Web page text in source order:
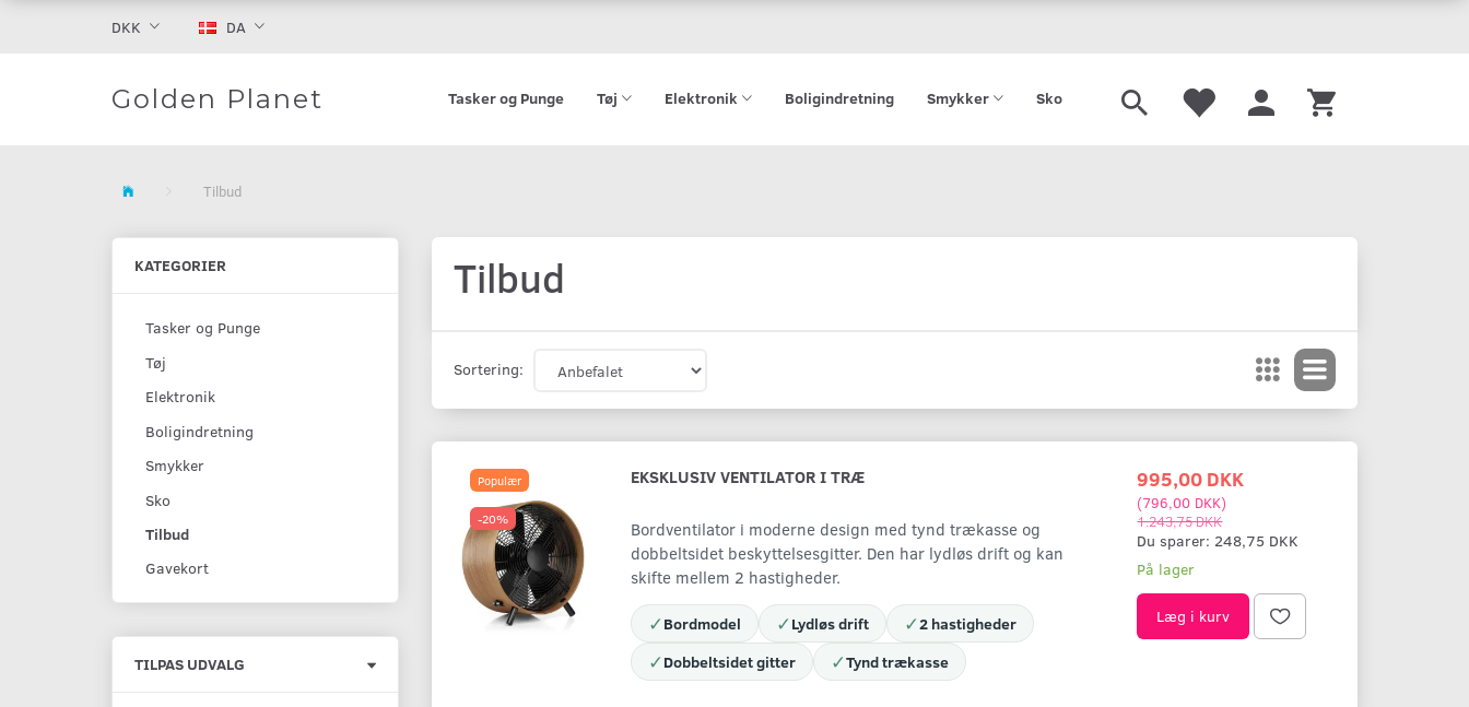
DKK DA
Golden Planet Tasker og Punge Tøj Elektronik Boligindretning Smykker Sko Tilbud
Gavekort
Tilbud
KATEGORIER
Tasker og Punge
Tøj
Elektronik
Boligindretning
Smykker
Sko
Tilbud
Gavekort
TILPAS UDVALG
Tilbud
Sortering:
Populær
-20%
EKSKLUSIV VENTILATOR I TRÆ
Bordventilator i moderne design med tynd trækasse og
dobbeltsidet beskyttelsesgitter. Den har lydløs drift og kan
skifte mellem 2 hastigheder.
✓Bordmodel ✓Lydløs drift ✓2 hastigheder
✓Dobbeltsidet gitter ✓Tynd trækasse
995,00 DKK
(796,00 DKK)
1.243,75 DKK
Du sparer: 248,75 DKK
På lager
Læg i kurv